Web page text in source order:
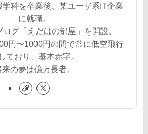
科を卒業後、某ユーザ系IT企業
に就職。
グ「えだはの部屋」を開設。
円〜1000円の間で常に低空飛行
ており、基本赤字。
来の夢は億万長者。